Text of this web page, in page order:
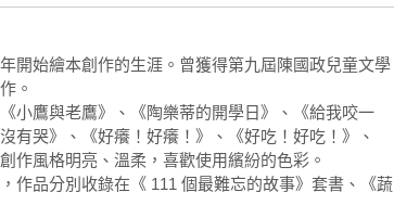
的東西）
口味）、香蒜蛋花湯
開始繪本創作的生涯。曾獲得第九屆陳國政兒童文學
。
小鷹與老鷹》、《陶樂蒂的開學日》、《給我咬一
有哭》、《好癢！好癢！》、《好吃！好吃！》、
作風格明亮、溫柔，喜歡使用繽紛的色彩。
作品分別收錄在《 111 個最難忘的故事》套書、《蔬